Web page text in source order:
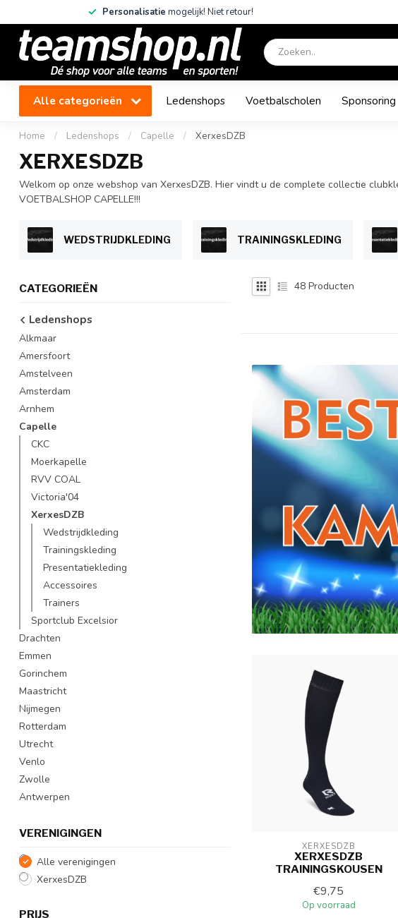
Personalisatie mogelijk! Niet retour!
Alle categorieën Ledenshops Voetbalscholen Sponsoring
Home / Ledenshops / Capelle / XerxesDZB
XERXESDZB
Welkom op onze webshop van XerxesDZB. Hier vindt u de complete collectie
VOETBALSHOP CAPELLE!!!
WEDSTRIJDKLEDING TRAININGSKLEDING
CATEGORIEËN
Ledenshops
Alkmaar
Amersfoort
Amstelveen
Amsterdam
Arnhem
Capelle
CKC
Moerkapelle
RVV COAL
Victoria'04
XerxesDZB
Wedstrijdkleding
Trainingskleding
Presentatiekleding
Accessoires
Trainers
Sportclub Excelsior
Drachten
Emmen
Gorinchem
Maastricht
Nijmegen
Rotterdam
Utrecht
Venlo
Zwolle
Antwerpen
VERENIGINGEN
Alle verenigingen
XerxesDZB
PRIJS
48 Producten
XERXESDZB
XERXESDZB
TRAININGSKOUSEN
€9,75
Op voorraad